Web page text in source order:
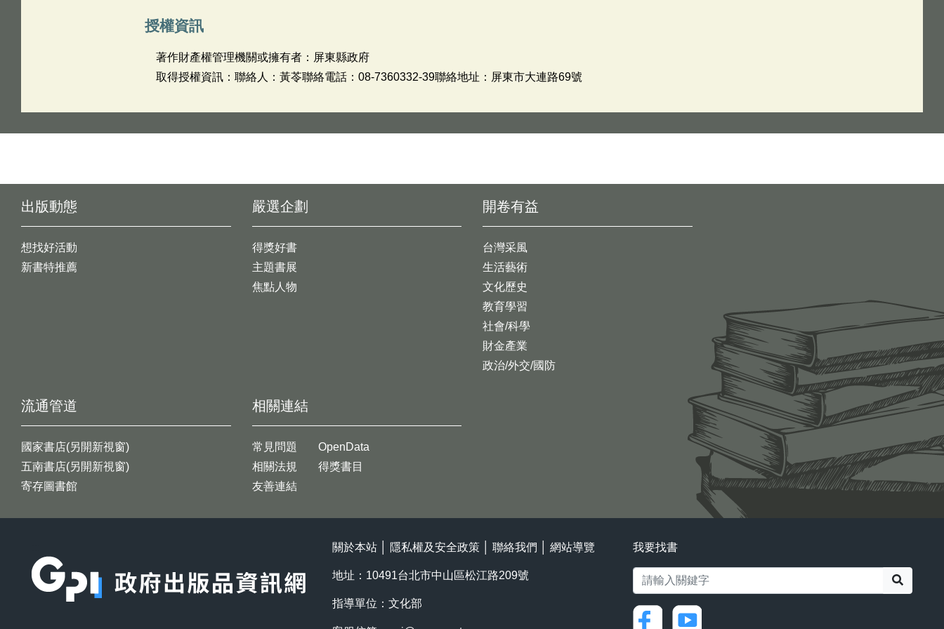
授權資訊
著作財產權管理機關或擁有者：屏東縣政府
取得授權資訊：聯絡人：黃苓聯絡電話：08-7360332-39聯絡地址：屏東市大連路69號
出版動態
想找好活動
新書特推薦
開卷有益
台灣采風
生活藝術
文化歷史
教育學習
社會/科學
財金產業
政治/外交/國防
嚴選企劃
得獎好書
主題書展
焦點人物
流通管道
國家書店(另開新視窗)
五南書店(另開新視窗)
寄存圖書館
相關連結
常見問題
相關法規
友善連結
OpenData
得獎書目
關於本站 隱私權及安全政策 聯絡我們 網站導覽
地址：10491台北市中山區松江路209號
指導單位：文化部
我要找書